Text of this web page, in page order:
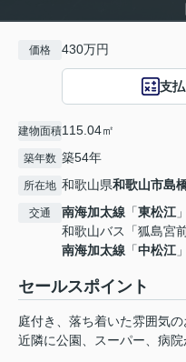
価格 430万円
支
建物面積115.04㎡
築年数 築54年
所在地 和歌山県和歌山市島
交通 南海加太線 「東松江
和歌山バス「狐島宮
南海加太線 「中松江
セールスポイント
庭付き、落ち着いた雰囲気の
近隣に公園、スーパー、病院